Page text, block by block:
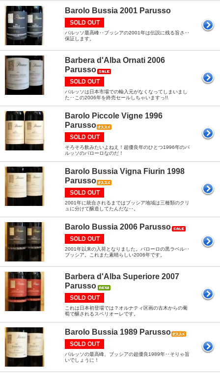
Barolo Bussia 2001 Parusso
SOLD OUT
パルッソ最高峰‥ブッシアの2001年は伝説に残る旨さ‥
保証します。
Barbera d'Alba Ornati 2006
Parusso
SOLD OUT
パルッソは日本市場での輸入元がなくなってしまいまし
た‥この2006年を終売セールしちゃいますっ!!
Barolo Piccole Vigne 1996
Parusso
SOLD OUT
そろそろ飲みたいよねえ！超優良年のひとつ1996年のパ
ルッソのバローロなのだ！
Barolo Bussia Vigna Fiurin 1998
Parusso
SOLD OUT
2001年に統合されるまではブッシア地域は三種類のクリ
ュに分けて醸造してたんだな‥。
Barolo Bussia 2006 Parusso
SOLD OUT
2001年以来の入荷となりました。バローロの黒ラベル‥
ブッシア。これまた素晴らしい2006年です。
Barbera d'Alba Superiore 2007
Parusso
SOLD OUT
これは日本初登場では？オルナティ区画の古木からの葡
萄で醸されるスペリオーレです。
Barolo Bussia 1989 Parusso
SOLD OUT
パルッソの最高峰、ブッシアの超優良1989年‥そりゃ旨
いでしょうに！